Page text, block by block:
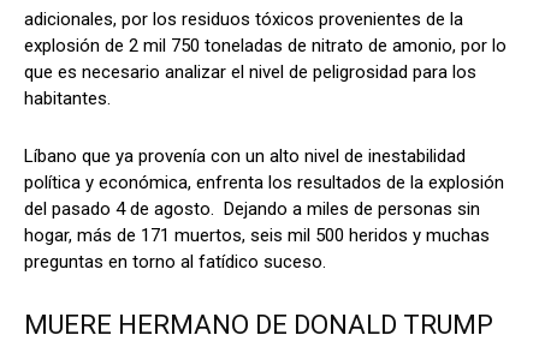
adicionales, por los residuos tóxicos provenientes de la
explosión de 2 mil 750 toneladas de nitrato de amonio, por lo
que es necesario analizar el nivel de peligrosidad para los
habitantes.
Líbano que ya provenía con un alto nivel de inestabilidad
política y económica, enfrenta los resultados de la explosión
del pasado 4 de agosto. Dejando a miles de personas sin
hogar, más de 171 muertos, seis mil 500 heridos y muchas
preguntas en torno al fatídico suceso.
MUERE HERMANO DE DONALD TRUMP